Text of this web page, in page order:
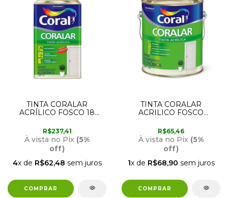
TINTA CORALAR
ACRÍLICO FOSCO 18
CORAL
R$237,41
À vista no Pix (5%
off)
4x de R$62,48 sem juros
TINTA CORALAR
ACRILICO FOSCO
CORAL
R$65,46
À vista no Pix (5%
off)
1x de R$68,90 sem juros